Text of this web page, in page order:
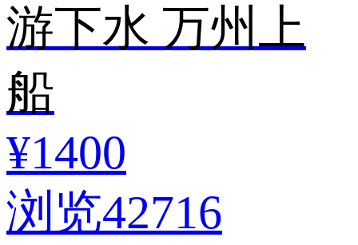
游下水 万州上
船
¥1400
浏览42716